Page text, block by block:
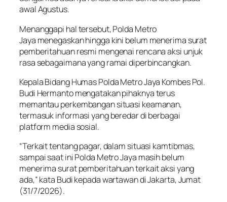
awal Agustus.
Menanggapi hal tersebut, Polda Metro
Jaya menegaskan hingga kini belum menerima surat
pemberitahuan resmi mengenai rencana aksi unjuk
rasa sebagaimana yang ramai diperbincangkan.
Kepala Bidang Humas Polda Metro Jaya Kombes Pol.
Budi Hermanto mengatakan pihaknya terus
memantau perkembangan situasi keamanan,
termasuk informasi yang beredar di berbagai
platform media sosial.
“Terkait tentang pagar, dalam situasi kamtibmas,
sampai saat ini Polda Metro Jaya masih belum
menerima surat pemberitahuan terkait aksi yang
ada,” kata Budi kepada wartawan di Jakarta, Jumat
(31/7/2026).